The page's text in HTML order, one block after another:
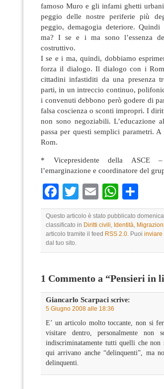
famoso Muro e gli infami ghetti
peggio delle nostre periferie più
peggio, demagogia deteriore. Quindi
ma? I se e i ma sono l’essenza
costruttivo.
I se e i ma, quindi, dobbiamo
forza il dialogo. Il dialogo con i
cittadini infastiditi da una presenza
parti, in un intreccio continuo,
i convenuti debbono però godere di
falsa coscienza o sconti impropri. I
non sono negoziabili. L’educazione
passa per questi semplici parametri.
Rom.
* Vicepresidente della ASCE –
l’emarginazione e coordinatore del
Facebook
TwitterEmail
Questo articolo è stato pubblicato
classificato in Diritti civili, Identità, Migrazioni
articolo tramite il feed RSS 2.0. Puoi inviare
dal tuo sito.
1 Commento a “Pensieri in
Giancarlo Scarpaci scrive:
5 Giugno 2008 alle 18:36
E’ un articolo molto toccante, non si
visitare dentro, personalmente non
indiscriminatamente tutti quelli che non
qui arrivano anche “delinquenti”, ma
delinquenti.